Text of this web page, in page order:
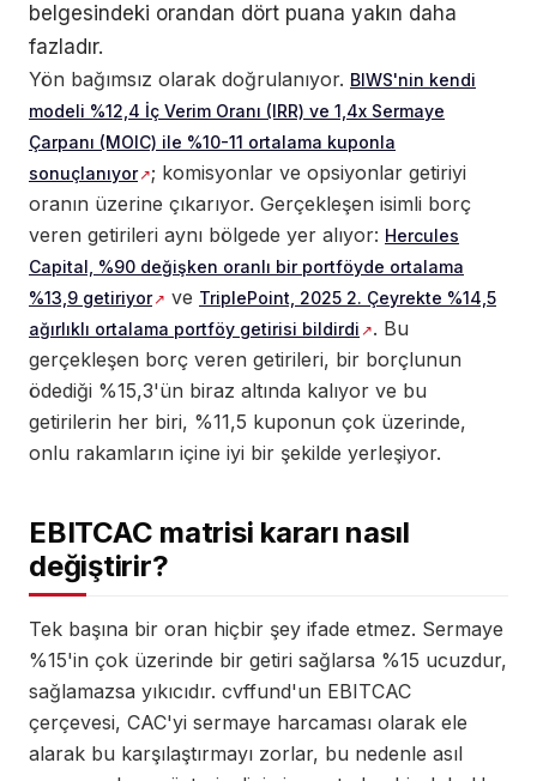
belgesindeki orandan dört puana yakın daha
fazladır.
Yön bağımsız olarak doğrulanıyor. BIWS'nin kendi
modeli %12,4 İç Verim Oranı (IRR) ve 1,4x Sermaye
Çarpanı (MOIC) ile %10-11 ortalama kuponla
sonuçlanıyor
; komisyonlar ve opsiyonlar getiriyi
oranın üzerine çıkarıyor. Gerçekleşen isimli borç
veren getirileri aynı bölgede yer alıyor: Hercules
Capital, %90 değişken oranlı bir portföyde ortalama
%13,9 getiriyor
ve TriplePoint, 2025 2. Çeyrekte %14,5
ağırlıklı ortalama portföy getirisi bildirdi
. Bu
gerçekleşen borç veren getirileri, bir borçlunun
ödediği %15,3'ün biraz altında kalıyor ve bu
getirilerin her biri, %11,5 kuponun çok üzerinde,
onlu rakamların içine iyi bir şekilde yerleşiyor.
EBITCAC matrisi kararı nasıl
değiştirir?
Tek başına bir oran hiçbir şey ifade etmez. Sermaye
%15'in çok üzerinde bir getiri sağlarsa %15 ucuzdur,
sağlamazsa yıkıcıdır. cvffund'un EBITCAC
çerçevesi, CAC'yi sermaye harcaması olarak ele
alarak bu karşılaştırmayı zorlar, bu nedenle asıl